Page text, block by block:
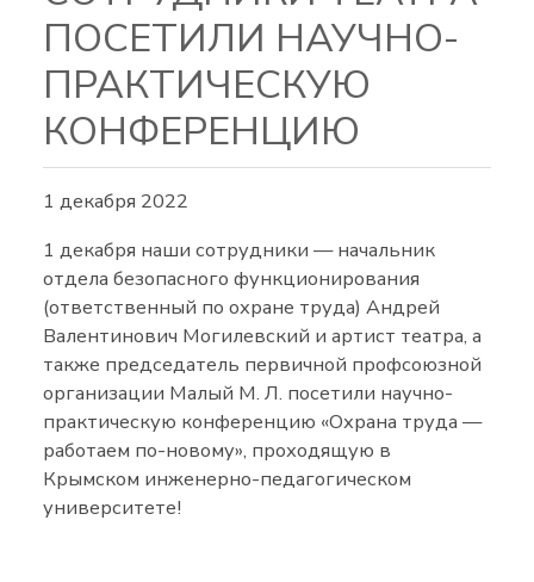
ПОСЕТИЛИ НАУЧНО-
ПРАКТИЧЕСКУЮ
КОНФЕРЕНЦИЮ
1 декабря 2022
1 декабря наши сотрудники — начальник
отдела безопасного функционирования
(ответственный по охране труда) Андрей
Валентинович Могилевский и артист театра, а
также председатель первичной профсоюзной
организации Малый М. Л. посетили научно-
практическую конференцию «Охрана труда —
работаем по-новому», проходящую в
Крымском инженерно-педагогическом
университете!